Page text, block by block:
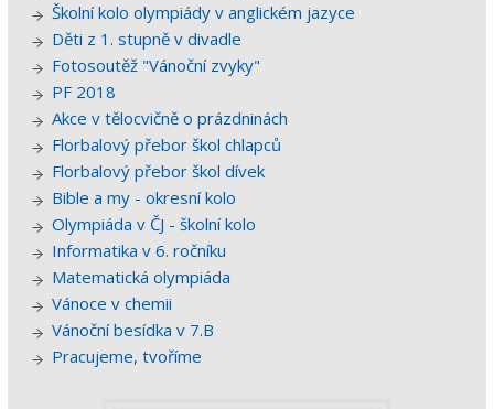
Školní kolo olympiády v anglickém jazyce
Děti z 1. stupně v divadle
Fotosoutěž "Vánoční zvyky"
PF 2018
Akce v tělocvičně o prázdninách
Florbalový přebor škol chlapců
Florbalový přebor škol dívek
Bible a my - okresní kolo
Olympiáda v ČJ - školní kolo
Informatika v 6. ročníku
Matematická olympiáda
Vánoce v chemii
Vánoční besídka v 7.B
Pracujeme, tvoříme